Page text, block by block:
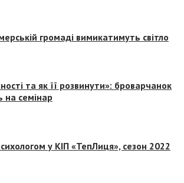
громаді вимикатимуть світло
та як її розвинути»: броварчанок
семінар
у КІП «ТепЛиця», сезон 2022